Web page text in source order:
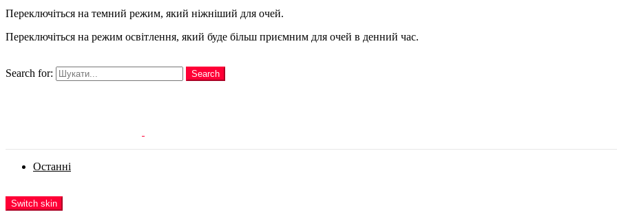
Переключіться на темний режим, який ніжніший для очей.
Переключіться на режим освітлення, який буде більш приємним для очей в денний час.
Search for:
Search
Останні
Switch skin